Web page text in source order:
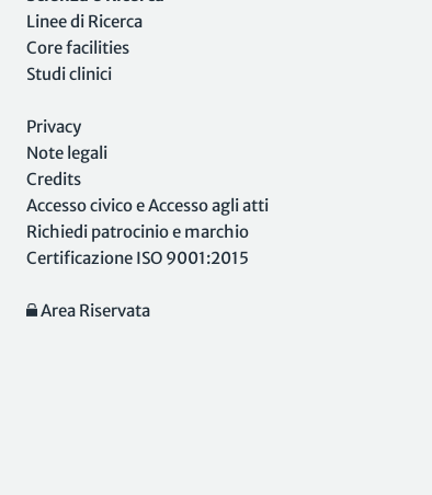
Linee di Ricerca
Core facilities
Studi clinici
Privacy
Note legali
Credits
Accesso civico e Accesso agli atti
Richiedi patrocinio e marchio
Certificazione ISO 9001:2015
Area Riservata